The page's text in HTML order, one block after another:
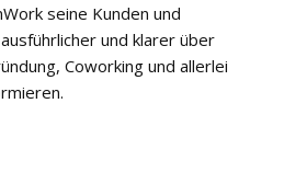
seine Kunden und
und klarer über
Coworking und allerlei